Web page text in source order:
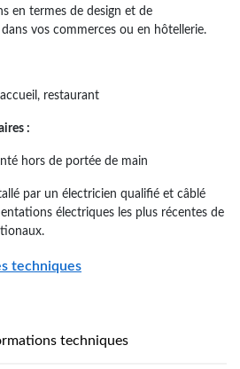
en termes de design et de
vos commerces ou en hôtellerie.
ccueil, restaurant
:
hors de portée de main
par un électricien qualifié et câblé
électriques les plus récentes de
techniques
techniques